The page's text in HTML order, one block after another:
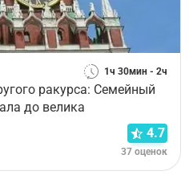
1ч 30мин - 2ч
ракурса: Семейный
до велика
4.7
37 оценок